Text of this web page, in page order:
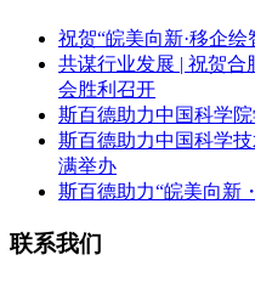
祝贺“皖美向新·移企绘
共谋行业发展 | 祝贺
会胜利召开
斯百德助力中国科学
斯百德助力中国科学
满举办
斯百德助力“皖美向新
联系我们